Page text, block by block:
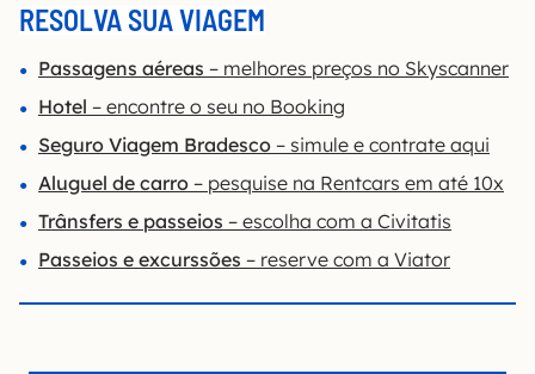
RESOLVA SUA VIAGEM
Passagens aéreas – melhores preços no Skyscanner
Hotel – encontre o seu no Booking
Seguro Viagem Bradesco – simule e contrate aqui
Aluguel de carro – pesquise na Rentcars em até 10x
Trânsfers e passeios – escolha com a Civitatis
Passeios e excurssões – reserve com a Viator